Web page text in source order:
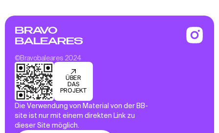
BRAVO
BALEARES
©Bravobaleares 2024
ÜBER
DAS
PROJEKT
Die Verwendung von Material von der BB-
site ist nur mit einem direkten Link zu
dieser Site möglich.